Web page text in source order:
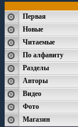
Первая
Новые
Читаемые
По алфавиту
Разделы
Авторы
Видео
Фото
Магазин